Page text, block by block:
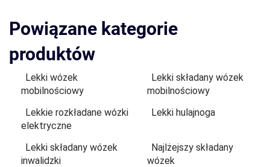
Powiązane kategorie
produktów
Lekki wózek
mobilnościowy
Lekki składany wózek
mobilnościowy
Lekkie rozkładane wózki
elektryczne
Lekki hulajnoga
Lekki składany wózek
inwalidzki
Najlżejszy składany
wózek